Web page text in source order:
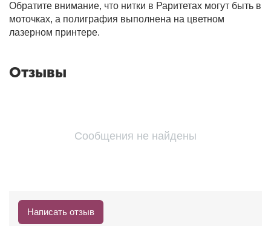
Обратите внимание, что нитки в Раритетах могут быть в
моточках, а полиграфия выполнена на цветном
лазерном принтере.
Отзывы
Сообщения не найдены
Написать отзыв